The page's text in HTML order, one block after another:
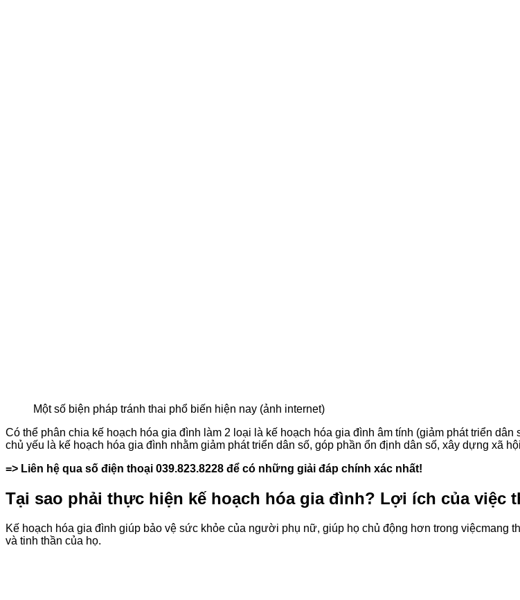
Một số biện pháp tránh thai phổ biến hiện nay (ảnh internet)
Có thể phân chia kế hoạch hóa gia đình làm 2 loại là kế hoạch hóa gia đình âm tính (giảm phát triển
chủ yếu là kế hoạch hóa gia đình nhằm giảm phát triển dân số, góp phần ổn định dân số, xây dựng xã
=> Liên hệ qua số điện thoại 039.823.8228 để có những giải đáp chính xác nhất!
Tại sao phải thực hiện kế hoạch hóa gia đình? Lợi ích của việc
Kế hoạch hóa gia đình giúp bảo vệ sức khỏe của người phụ nữ, giúp họ chủ động hơn trong việcmang
và tinh thần của họ.